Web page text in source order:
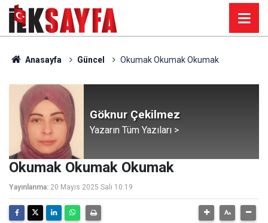
Anasayfa Güncel Okumak Okumak Okumak
Göknur Çekilmez
Yazarın Tüm Yazıları >
Okumak Okumak Okumak
Yayınlanma: 20 Mayıs 2025 Salı 10:19